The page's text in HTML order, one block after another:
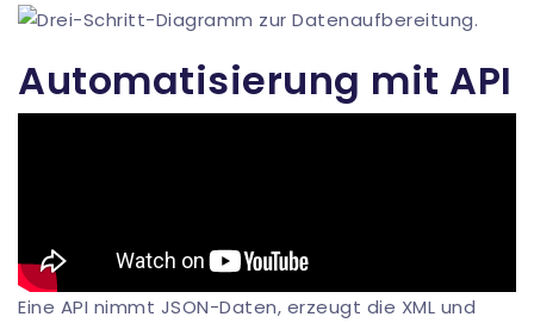
Automatisierung mit API
Eine API nimmt JSON-Daten, erzeugt die XML und